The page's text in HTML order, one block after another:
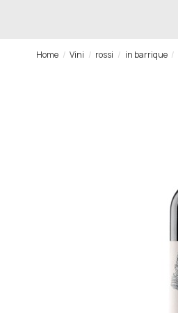
Home Vini rossi in barrique